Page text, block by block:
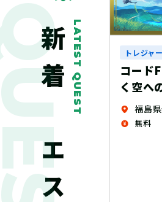
LATEST QUEST
新着クエスト
探し
～幸せの風吹